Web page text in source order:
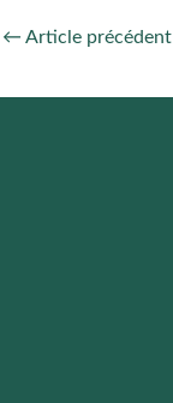
← Article précédent